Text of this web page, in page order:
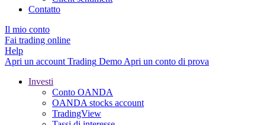
Contatto
Il mio conto
Fai trading online
Help
Apri un account Trading Demo Apri un conto di prova
Investi
Conto OANDA
OANDA stocks account
TradingView